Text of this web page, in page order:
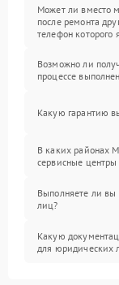
Может ли вместо
после ремонта
телефон которого
Возможно ли
процессе
Какую гарантию
В каких районах
сервисные
Выполняете ли
лиц?
Какую
для юридических